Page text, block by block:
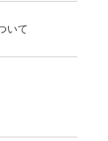
いて